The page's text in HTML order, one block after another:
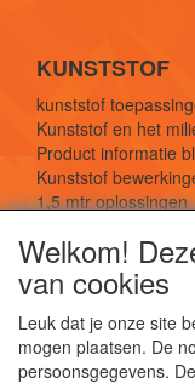
KUNSTSTOF
kunststof
Kunststof en het
Product informatie
Kunststof
1,5 mtr oplossingen
SOCIALE MEDIA
Welkom!
van cookies
Leuk dat je onze site
mogen plaatsen. De
persoonsgegevens.